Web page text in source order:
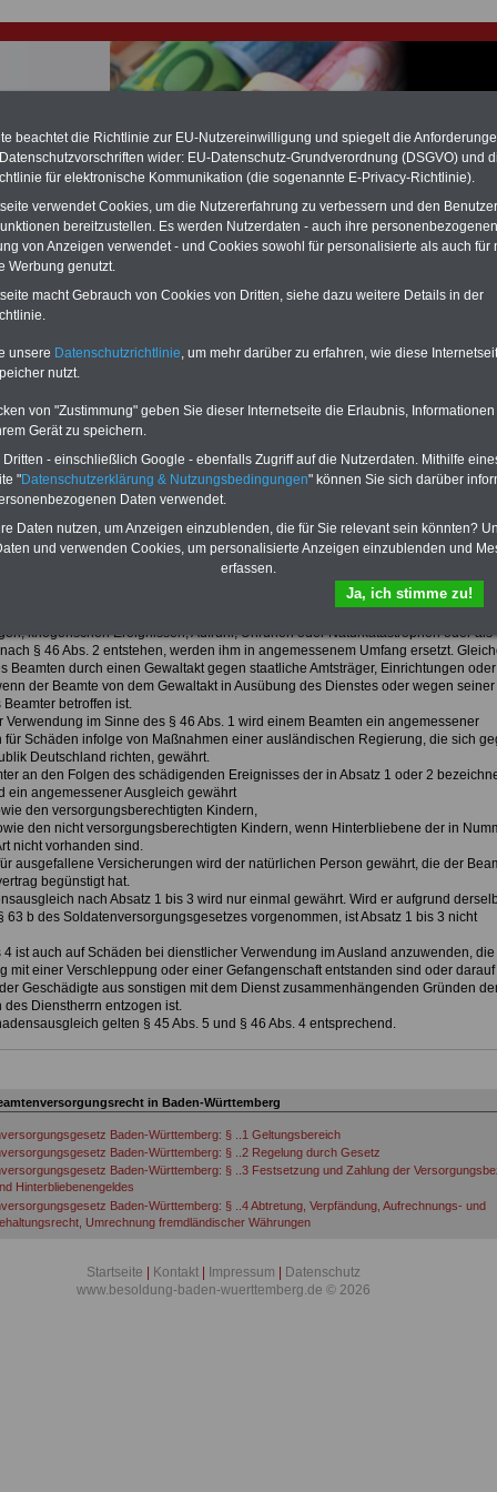
für Beamte & Ruhestandsbeamte (zu geringe Alimentation)
hat die Berliner Landesbesoldung für verfassungs-widrig
muss bisMärz 2027 eine Neuregelung der Besoldung beschließen). Auch
& Ruhestandsbeamte) gibt es teilweise hohe Nachzahlungen
füralle (!) Beamtezwischen mind. 3.000 und 13.000 Euro, Der INFO-
hierzu eine Broschüre heraus, die unmittelbar nach dem Beschluss des
der Bundesregierung vorgelegt wird (wahrscheinlich im Quartal.2026
der Broschüre.
Baden-Württemberg: § .60
in den schönsten Regionen und Städten von Deutschland
Urlaub und dem richtigen Urlaubsquartier, ganz gleich ob Hotel, Gasthof,
Reiterhof oder sonstige Unterkunft. Die Website
mehr als 6.000 Gastgeber in Deutschland, Österreich, Schweiz oder Italien...
des Beamtenversorgungsgesetes von Baden-Württemberg
einem Beamten während einer Verwendung im Sinne des § 46 Abs. 1 infolge von
kriegerischen Ereignissen, Aufruhr, Unruhen oder Naturkatastrophen oder als
§ 46 Abs. 2 entstehen, werden ihm in angemessenem Umfang ersetzt.
Beamten durch einen Gewaltakt gegen staatliche Amtsträger, Einrichtungen oder
der Beamte von dem Gewaltakt in Ausübung des Dienstes oder wegen seiner
Beamter betroffen ist.
Verwendung im Sinne des § 46 Abs. 1 wird einem Beamten ein angemessener
für Schäden infolge von Maßnahmen einer ausländischen Regierung, die sich
Deutschland richten, gewährt.
an den Folgen des schädigenden Ereignisses der in Absatz 1 oder 2
ein angemessener Ausgleich gewährt
den versorgungsberechtigten Kindern,
den nicht versorgungsberechtigten Kindern, wenn Hinterbliebene der in
nicht vorhanden sind.
ausgefallene Versicherungen wird der natürlichen Person gewährt, die der
begünstigt hat.
nach Absatz 1 bis 3 wird nur einmal gewährt. Wird er aufgrund
63 b des Soldatenversorgungsgesetzes vorgenommen, ist Absatz 1 bis 3 nicht
4 ist auch auf Schäden bei dienstlicher Verwendung im Ausland anzuwenden, die
mit einer Verschleppung oder einer Gefangenschaft entstanden sind oder darauf
Geschädigte aus sonstigen mit dem Dienst zusammenhängenden Gründen
des Dienstherrn entzogen ist.
gelten § 45 Abs. 5 und § 46 Abs. 4 entsprechend.
in Baden-Württemberg
Baden-Württemberg: § ..1 Geltungsbereich
Baden-Württemberg: § ..2 Regelung durch Gesetz
Baden-Württemberg: § ..3 Festsetzung und Zahlung der
Hinterbliebenengeldes
Baden-Württemberg: § ..4 Abtretung, Verpfändung, Aufrechnungs- und
Umrechnung fremdländischer Währungen
Baden-Württemberg: § ..6 Erlöschen der Versorgungsbezüge und des
wegen Verurteilung
Startseite Kontakt Impressum
Datenschutz
www.besoldung-baden-wuerttemberg.de © 2026
beachtet die Richtlinie zur EU-Nutzereinwilligung und spiegelt die
wider: EU-Datenschutz-Grundverordnung (DSGVO) und
für elektronische Kommunikation (die sogenannte E-Privacy-Richtlinie).
verwendet Cookies, um die Nutzererfahrung zu verbessern und den
bereitzustellen. Es werden Nutzerdaten - auch ihre
von Anzeigen verwendet - und Cookies sowohl für personalisierte als auch für
Werbung genutzt.
macht Gebrauch von Cookies von Dritten, siehe dazu weitere Details in der
unsere Datenschutzrichtlinie, um mehr darüber zu erfahren, wie diese
nutzt.
von "Zustimmung" geben Sie dieser Internetseite die Erlaubnis, Informationen
Gerät zu speichern.
- einschließlich Google - ebenfalls Zugriff auf die Nutzerdaten. Mithilfe
"Datenschutzerklärung & Nutzungsbedingungen" können Sie sich darüber
Daten verwendet.
Daten nutzen, um Anzeigen einzublenden, die für Sie relevant sein könnten?
und verwenden Cookies, um personalisierte Anzeigen einzublenden und
erfassen.
Ja, ich stimme zu!